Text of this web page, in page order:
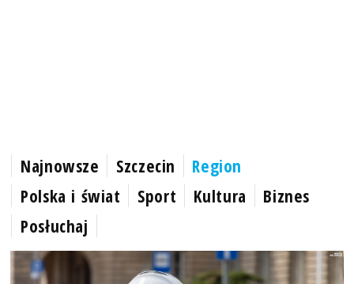
Najnowsze Szczecin
Region
Polska i świat
Sport Kultura
Biznes
Posłuchaj